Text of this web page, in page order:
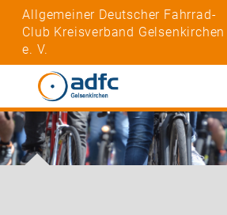
Allgemeiner Deutscher Fahrrad-
Club Kreisverband Gelsenkirchen
e. V.